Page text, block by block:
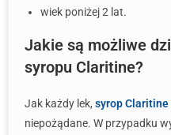
wiek poniżej 2 lat.
Jakie są możliwe
syropu Claritine?
Jak każdy lek, syrop Claritine
niepożądane. W przypadku